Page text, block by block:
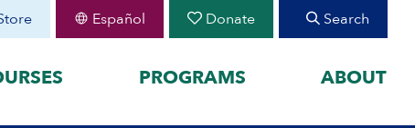
Español Donate Search
PROGRAMS ABOUT